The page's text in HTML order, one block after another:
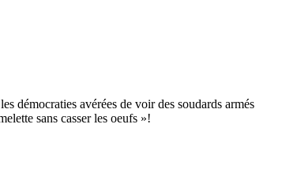
démocraties avérées de voir des soudards armés
sans casser les oeufs »!